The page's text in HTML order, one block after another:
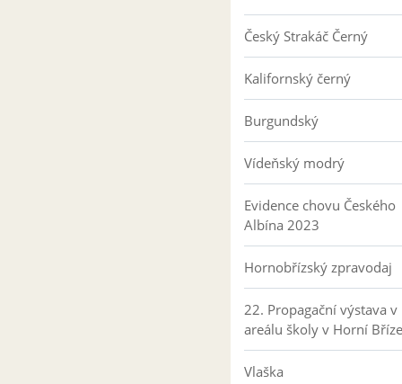
Český Strakáč Černý
Kalifornský černý
Burgundský
Vídeňský modrý
Evidence chovu Českého
Albína 2023
Hornobřízský zpravodaj
22. Propagační výstava v
areálu školy v Horní Bříze
Vlaška